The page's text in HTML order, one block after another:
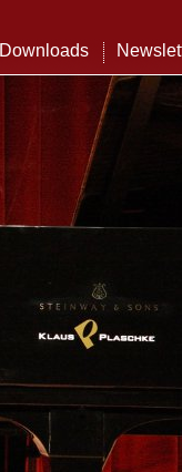
Downloads